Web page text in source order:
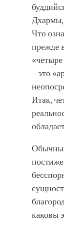
Дхармы,
Что
прежде
– это
Итак,
каковы